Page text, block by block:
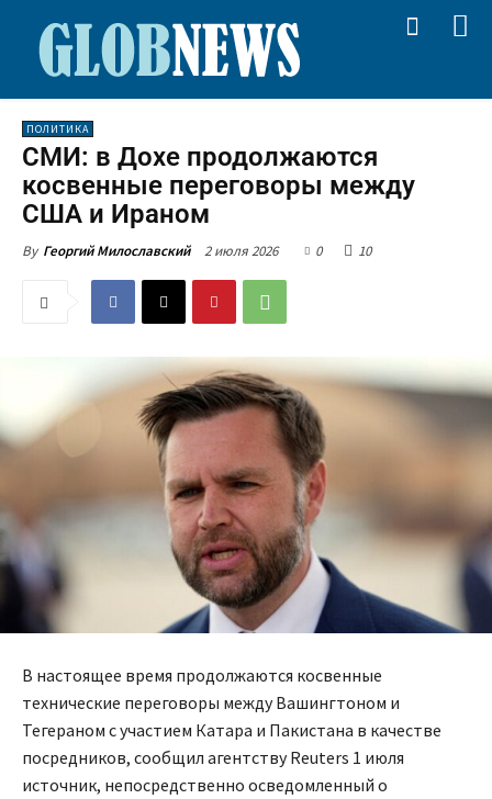
ПОЛИТИКА
СМИ: в Дохе продолжаются
косвенные переговоры между
США и Ираном
By Георгий Милославский 2 июля 2026 0 10
В настоящее время продолжаются косвенные
технические переговоры между Вашингтоном и
Тегераном с участием Катара и Пакистана в качестве
посредников, сообщил агентству Reuters 1 июля
источник, непосредственно осведомленный о